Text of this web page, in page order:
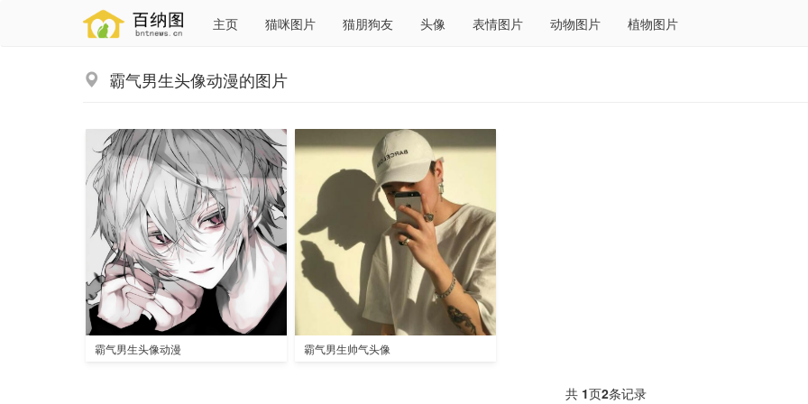
主页 猫咪图片 猫朋狗友 头像 表情图片 动物图片 植物图片
霸气男生头像动漫的图片
霸气男生头像动漫 霸气男生帅气头像
共 1页2条记录